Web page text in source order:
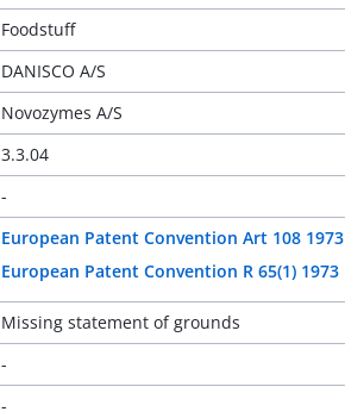
Foodstuff
DANISCO A/S
Novozymes A/S
3.3.04
-
European Patent Convention Art 108 1973
European Patent Convention R 65(1) 1973
Missing statement of grounds
-
-